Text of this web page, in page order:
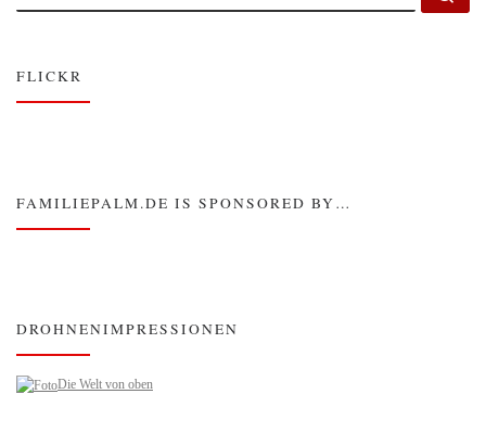
FLICKR
FAMILIEPALM.DE IS SPONSORED BY…
DROHNENIMPRESSIONEN
Die Welt von oben